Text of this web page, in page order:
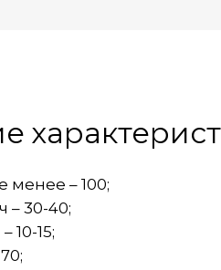
менее – 100;
– 30-40;
10-15;